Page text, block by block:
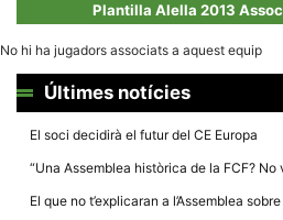
Plantilla Alella 2013
No hi ha jugadors associats a aquest equip
Últimes notícies
El soci decidirà el futur del CE Europa
“Una Assemblea històrica de la FCF?
El que no t’explicaran a l’Assemblea